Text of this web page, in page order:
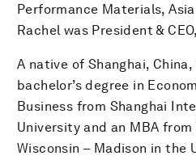
Performance Materials,
Rachel was President &
A native of Shanghai,
bachelor’s degree in
Business from Shanghai
University and an MBA
Wisconsin – Madison in the